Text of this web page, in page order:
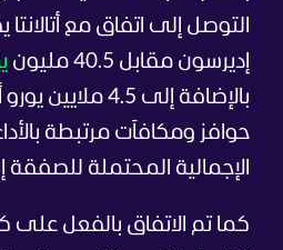
التوصل إلى اتفاق مع
إديرسون مقابل 40.5 مليون
بالإضافة إلى 4.5
حوافز ومكافآت مرتبطة
الإجمالية المحتملة للصفقة إلى 45 مليون
كما تم الاتفاق بالفعل على